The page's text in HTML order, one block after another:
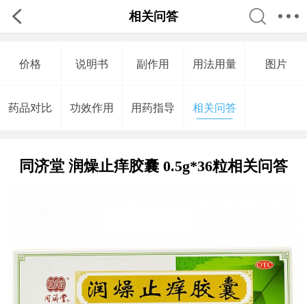
相关问答
价格 说明书 副作用 用法用量 图片
药品对比 功效作用 用药指导 相关问答
同济堂 润燥止痒胶囊 0.5g*36粒相关问答